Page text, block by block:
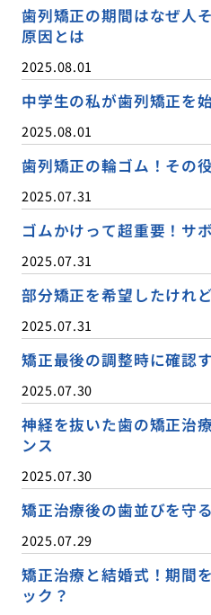
歯列矯正の期間はなぜ人
原因とは
2025.08.01
中学生の私が歯列矯正を
2025.08.01
歯列矯正の輪ゴム！その
2025.07.31
ゴムかけって超重要！サ
2025.07.31
部分矯正を希望したけれ
2025.07.31
矯正最後の調整時に確認
2025.07.30
神経を抜いた歯の矯正治
ンス
2025.07.30
矯正治療後の歯並びを守
2025.07.29
矯正治療と結婚式！期間
ック？